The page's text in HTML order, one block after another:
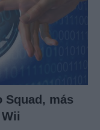
Squad, más